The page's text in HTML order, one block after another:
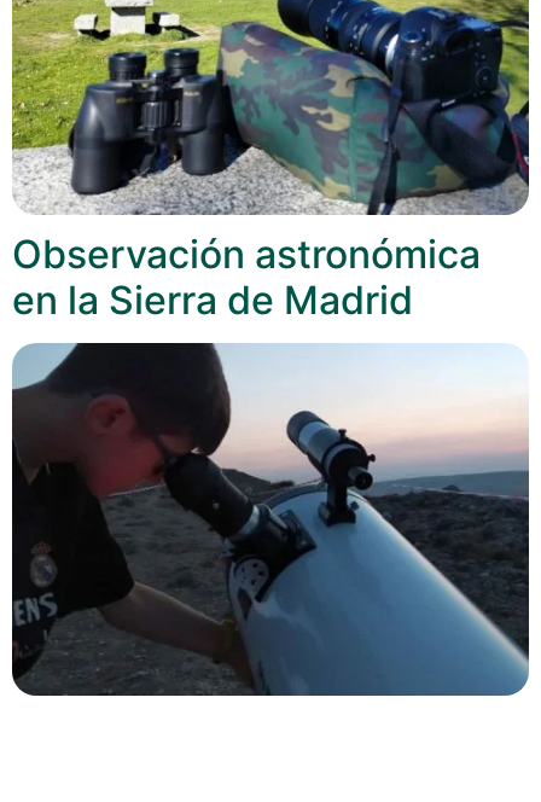
Observación astronómica
en la Sierra de Madrid